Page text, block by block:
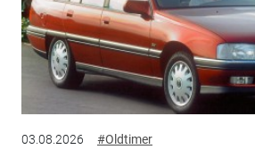
03.08.2026 #Oldtimer